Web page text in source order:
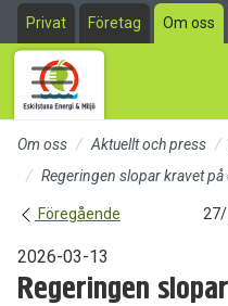
Till sidans huvudinnehåll
Privat Företag Om oss
Om oss Aktuellt och press
Regeringen slopar kravet
Föregående
2026-03-13
Regeringen